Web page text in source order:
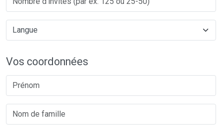
Vos coordonnées